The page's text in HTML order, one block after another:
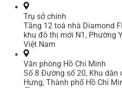
Trụ sở chính
Tầng 12 toà nhà Diamond
khu đô thị mới N1, Phường
Việt Nam
Văn phòng Hồ Chí Minh
Số 8 Đường số 20, Khu dân
Hưng, Thành phố Hồ Chí